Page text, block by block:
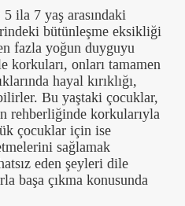
5 ila 7 yaş arasındaki
bütünleşme eksikliği
fazla yoğun duyguyu
korkuları, onları tamamen
hayal kırıklığı,
Bu yaştaki çocuklar,
rehberliğinde korkularıyla
çocuklar için ise
sağlamak
eden şeyleri dile
başa çıkma konusunda